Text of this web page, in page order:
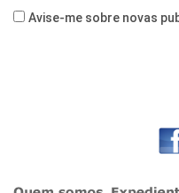
Avise-me sobre novas